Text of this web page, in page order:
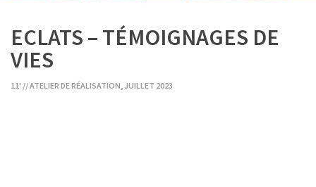
ECLATS – TÉMOIGNAGES DE
VIES
11' // ATELIER DE RÉALISATION, JUILLET 2023